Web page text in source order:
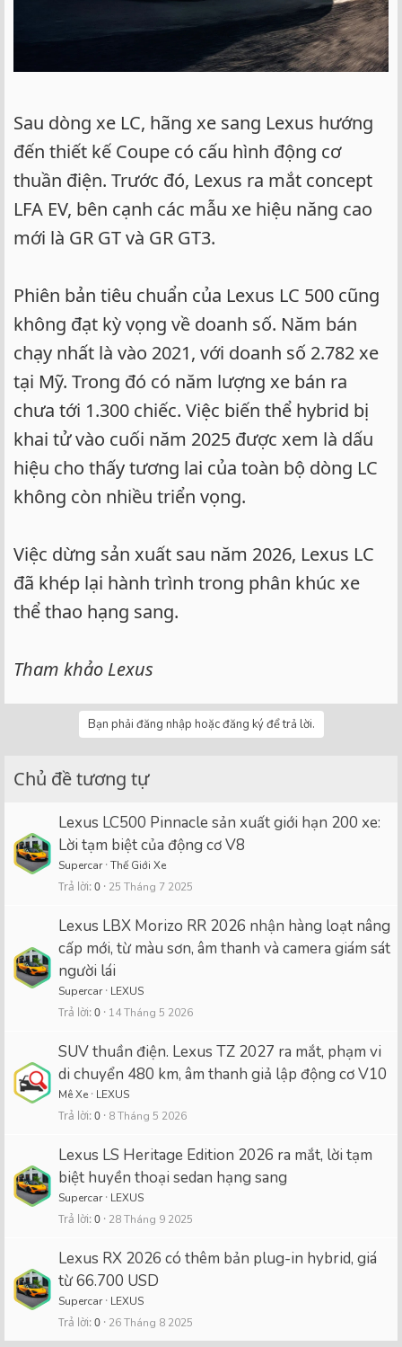
Sau dòng xe LC, hãng xe sang Lexus hướng
đến thiết kế Coupe có cấu hình động cơ
thuần điện. Trước đó, Lexus ra mắt concept
LFA EV, bên cạnh các mẫu xe hiệu năng cao
mới là GR GT và GR GT3.
Phiên bản tiêu chuẩn của Lexus LC 500 cũng
không đạt kỳ vọng về doanh số. Năm bán
chạy nhất là vào 2021, với doanh số 2.782 xe
tại Mỹ. Trong đó có năm lượng xe bán ra
chưa tới 1.300 chiếc. Việc biến thể hybrid bị
khai tử vào cuối năm 2025 được xem là dấu
hiệu cho thấy tương lai của toàn bộ dòng LC
không còn nhiều triển vọng.
Việc dừng sản xuất sau năm 2026, Lexus LC
đã khép lại hành trình trong phân khúc xe
thể thao hạng sang.
Tham khảo Lexus
Bạn phải đăng nhập hoặc đăng ký để trả lời.
Chủ đề tương tự
Lexus LC500 Pinnacle sản xuất giới hạn 200 xe:
Lời tạm biệt của động cơ V8
Supercar Thế Giới Xe
Trả lời 0 25 Tháng 7 2025
Lexus LBX Morizo RR 2026 nhận hàng loạt nâng
cấp mới, từ màu sơn, âm thanh và camera giám sát
người lái
Supercar LEXUS
Trả lời 0 14 Tháng 5 2026
SUV thuần điện. Lexus TZ 2027 ra mắt, phạm vi
di chuyển 480 km, âm thanh giả lập động cơ V10
Mê Xe LEXUS
Trả lời 0 8 Tháng 5 2026
Lexus LS Heritage Edition 2026 ra mắt, lời tạm
biệt huyền thoại sedan hạng sang
Supercar LEXUS
Trả lời 0 28 Tháng 9 2025
Lexus RX 2026 có thêm bản plug-in hybrid, giá
từ 66.700 USD
Supercar LEXUS
Trả lời 0 26 Tháng 8 2025